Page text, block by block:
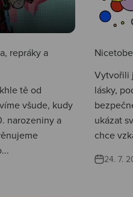
repráky a
tě od
všude, kudy
narozeniny a
Vytvořili
lásky,
ukázat
chce
24. 7.